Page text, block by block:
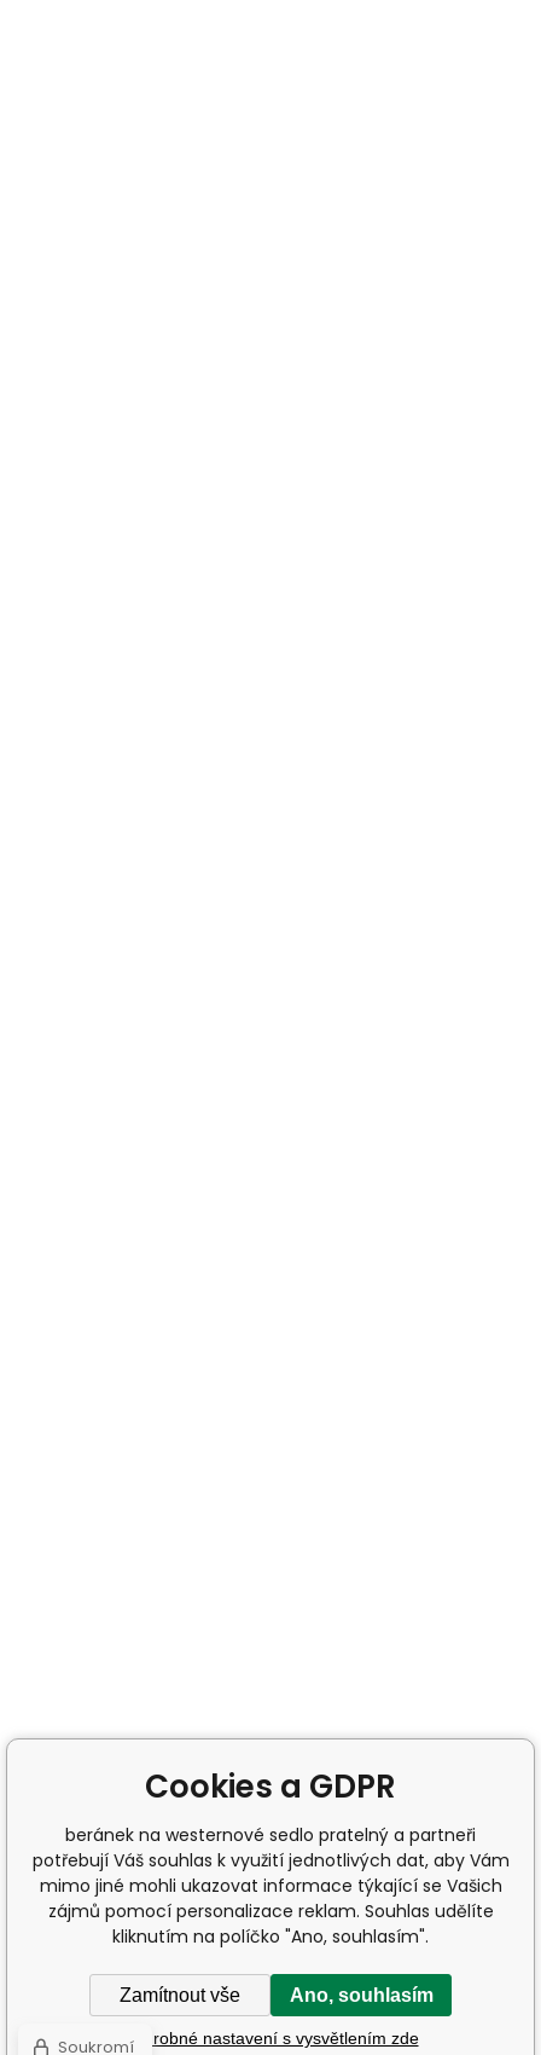
Cookies a GDPR
beránek na westernové sedlo pratelný a partneři
potřebují Váš souhlas k využití jednotlivých dat, aby Vám
mimo jiné mohli ukazovat informace týkající se Vašich
zájmů pomocí personalizace reklam. Souhlas udělíte
kliknutím na políčko "Ano, souhlasím".
Zamítnout vše Ano, souhlasím
Podrobné nastavení s vysvětlením zde
Soukromí